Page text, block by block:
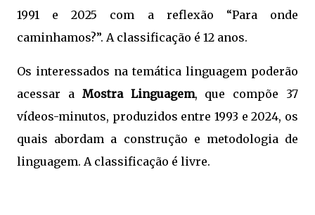
1991 e 2025 com a reflexão “Para onde
caminhamos?”. A classificação é 12 anos.
Os interessados na temática linguagem poderão
acessar a Mostra Linguagem, que compõe 37
vídeos-minutos, produzidos entre 1993 e 2024, os
quais abordam a construção e metodologia de
linguagem. A classificação é livre.